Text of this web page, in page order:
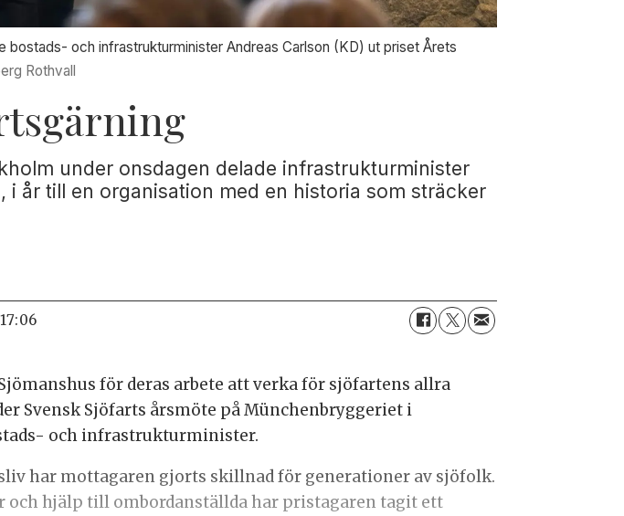
och infrastrukturminister Andreas Carlson (KD) ut priset Årets
Rothvall
under onsdagen delade infrastrukturminister
år till en organisation med en historia som sträcker
för deras arbete att verka för sjöfartens allra
Svensk Sjöfarts årsmöte på Münchenbryggeriet i
och infrastrukturminister.
har mottagaren gjorts skillnad för generationer av sjöfolk.
hjälp till ombordanställda har pristagaren tagit ett